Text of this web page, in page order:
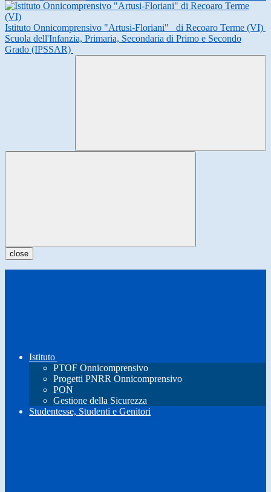
Istituto Onnicomprensivo "Artusi-Floriani"
di Recoaro Terme (VI)
Scuola dell'Infanzia, Primaria, Secondaria di Primo e Secondo
Grado (IPSSAR)
close
Istituto
PTOF Onnicomprensivo
Progetti PNRR Onnicomprensivo
PON
Gestione della Sicurezza
Studentesse, Studenti e Genitori